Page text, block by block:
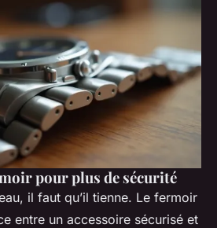
pour plus de sécurité
il faut qu’il tienne. Le fermoir
entre un accessoire sécurisé et